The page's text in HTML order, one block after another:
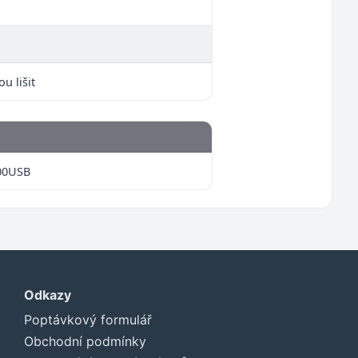
lišit
Odkazy
Poptávkový formulář
Obchodní podmínky